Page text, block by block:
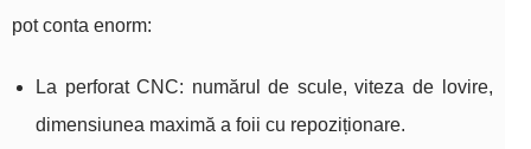
pot conta enorm:
La perforat CNC: numărul de scule, viteza de lovire,
dimensiunea maximă a foii cu repoziționare.